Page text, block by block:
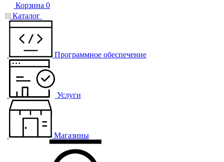
Корзина 0
Каталог
Программное обеспечение
Услуги
Магазины